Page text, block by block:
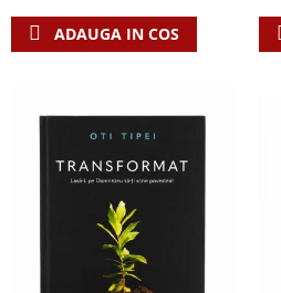
ADAUGA IN COS